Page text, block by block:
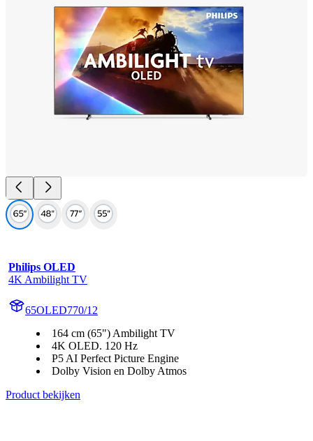
Philips OLED
4K Ambilight TV
65OLED770/12
164 cm (65") Ambilight TV
4K OLED. 120 Hz
P5 AI Perfect Picture Engine
Dolby Vision en Dolby Atmos
Product bekijken